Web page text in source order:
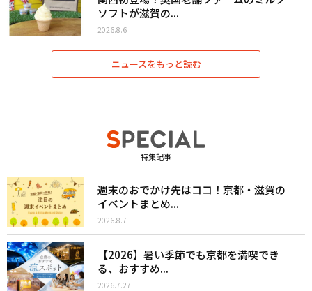
ソフトが滋賀の...
2026.8.6
ニュースをもっと読む
特集記事
週末のおでかけ先はココ！京都・滋賀の
イベントまとめ...
2026.8.7
【2026】暑い季節でも京都を満喫でき
る、おすすめ...
2026.7.27